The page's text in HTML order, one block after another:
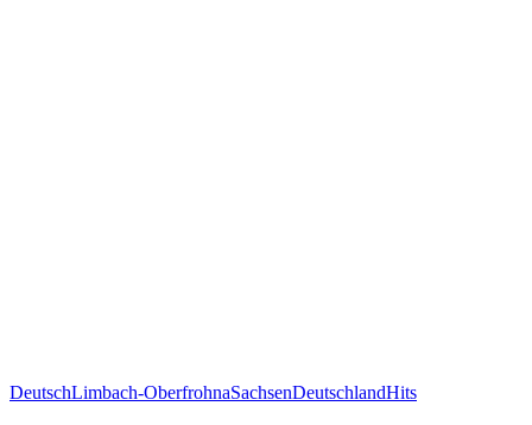
DeutschLimbach-OberfrohnaSachsenDeutschlandHits